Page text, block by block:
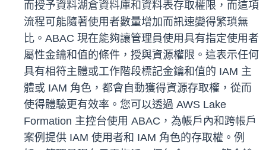
而授予資料湖倉資料庫和資料表存取權限，而這項
流程可能隨著使用者數量增加而訊速變得繁瑣無
比。ABAC 現在能夠讓管理員使用具有指定使用者
屬性金鑰和值的條件，授與資源權限。這表示任何
具有相符主體或工作階段標記金鑰和值的 IAM 主
體或 IAM 角色，都會自動獲得資源存取權，從而
使得體驗更有效率。您可以透過 AWS Lake
Formation 主控台使用 ABAC，為帳戶內和跨帳戶
案例提供 IAM 使用者和 IAM 角色的存取權。例